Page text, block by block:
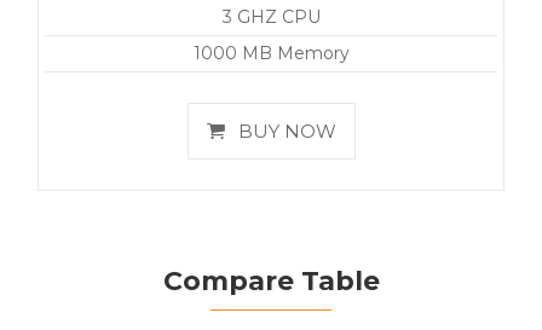
3 GHZ CPU
1000 MB Memory
BUY NOW
Compare Table